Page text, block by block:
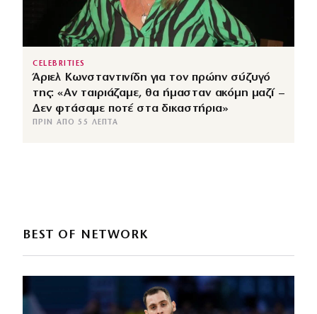
CELEBRITIES
Άριελ Κωνσταντινίδη για τον πρώην σύζυγό
της: «Αν ταιριάζαμε, θα ήμασταν ακόμη μαζί –
Δεν φτάσαμε ποτέ στα δικαστήρια»
ΠΡΙΝ ΑΠΌ 55 ΛΕΠΤΆ
BEST OF NETWORK